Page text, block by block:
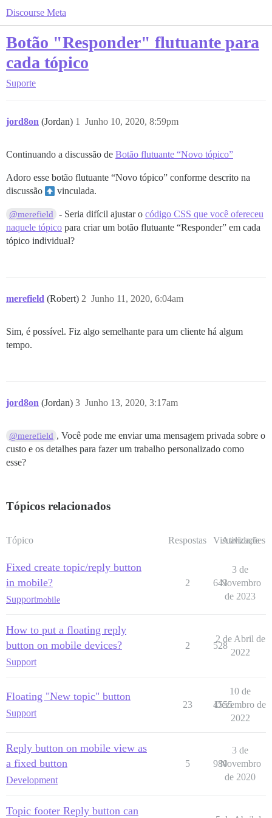
Discourse Meta
Botão "Responder" flutuante para
cada tópico
Suporte
jord8on (Jordan) Junho 10, 2020, 8:59pm
1
Continuando a discussão de Botão flutuante “Novo tópico”
Adoro esse botão flutuante “Novo tópico” conforme descrito na
discussão
︎ vinculada.
@merefield - Seria difícil ajustar ocódigo CSS que você ofereceu
naquele tópico para criar um botão flutuante “Responder” em cada
tópico individual?
merefield (Robert) Junho 11, 2020, 6:04am
2
Sim, é possível. Fiz algo semelhante para um cliente há algum
tempo.
jord8on (Jordan) Junho 13, 2020, 3:17am
3
@merefield , Você pode me enviar uma mensagem privada sobre o
custo e os detalhes para fazer um trabalho personalizado como
esse?
Tópicos relacionados
Tópico Respostas Visualizações
Atividade
Fixed create topic/reply button
in mobile?
Supportmobile
2 643
3 de
Novembro
de 2023
How to put a floating reply
button on mobile devices?
Support
2 528
2 de Abril de
2022
Floating "New topic" button
Support
23 4555
10 de
Dezembro de
2022
Reply button on mobile view as
a fixed button
Development
5 980
3 de
Novembro
de 2020
Topic footer Reply button can